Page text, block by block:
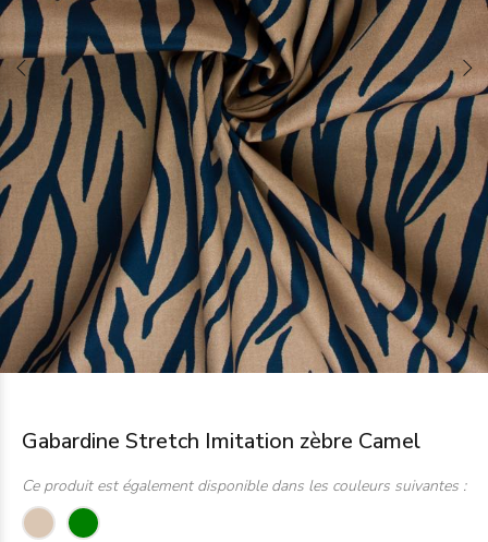
Gabardine Stretch Imitation zèbre Camel
Ce produit est également disponible dans les couleurs suivantes :